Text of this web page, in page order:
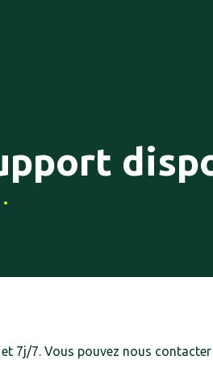
7j/7. Vous pouvez nous